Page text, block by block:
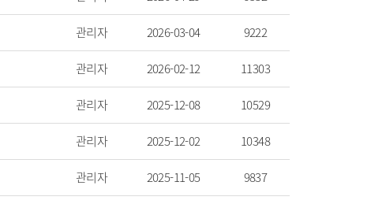
관리자 2026-03-04 9222
관리자 2026-02-12 11303
관리자 2025-12-08 10529
관리자 2025-12-02 10348
관리자 2025-11-05 9837